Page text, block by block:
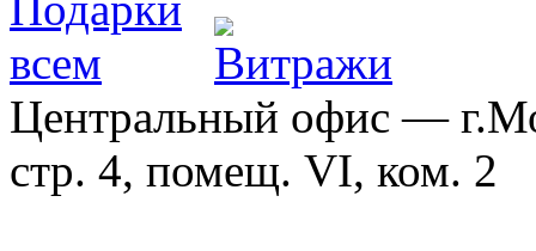
Центральный офис —
стр. 4, помещ. VI, ком. 2